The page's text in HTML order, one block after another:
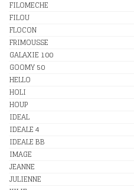
FILOMECHE
FILOU
FLOCON
FRIMOUSSE
GALAXIE 100
GOOMY 50
HELLO
HOLI
HOUP
IDEAL
IDEALE 4
IDEALE BB
IMAGE
JEANNE
JULIENNE